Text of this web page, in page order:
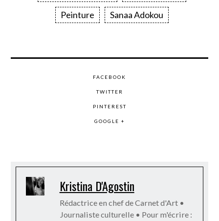
Peinture
Sanaa Adokou
FACEBOOK
TWITTER
PINTEREST
GOOGLE +
Kristina D'Agostin
Rédactrice en chef de Carnet d'Art •
Journaliste culturelle • Pour m'écrire :